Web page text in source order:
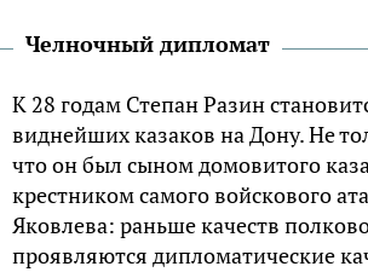
Челночный дипломат
К 28 годам Степан Разин
виднейших казаков на Дону. Не
что он был сыном домовитого
крестником самого войскового
Яковлева: раньше качеств
проявляются дипломатические